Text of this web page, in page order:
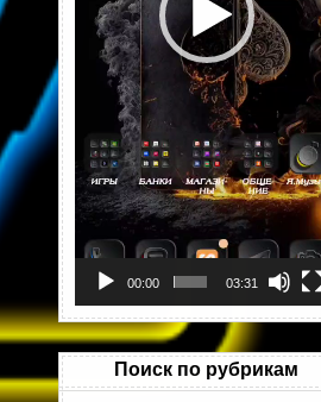
00:00 03:31
Поиск по рубрикам